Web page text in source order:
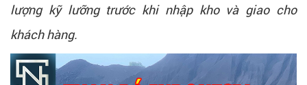
lượng kỹ lưỡng trước khi nhập kho và giao cho
khách hàng.